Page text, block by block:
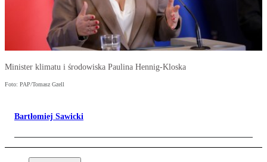
Minister klimatu i środowiska Paulina Hennig-Kloska
Foto: PAP/Tomasz Gzell
Bartłomiej Sawicki